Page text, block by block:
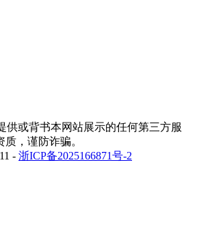
供或背书本网站展示的任何第三方服
，谨防诈骗。
- 浙ICP备2025166871号-2